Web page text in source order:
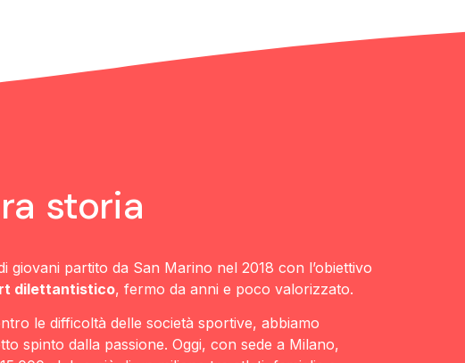
storia
giovani partito da San Marino nel 2018 con l’obiettivo
dilettantistico, fermo da anni e poco valorizzato.
le difficoltà delle società sportive, abbiamo
spinto dalla passione. Oggi, con sede a Milano,